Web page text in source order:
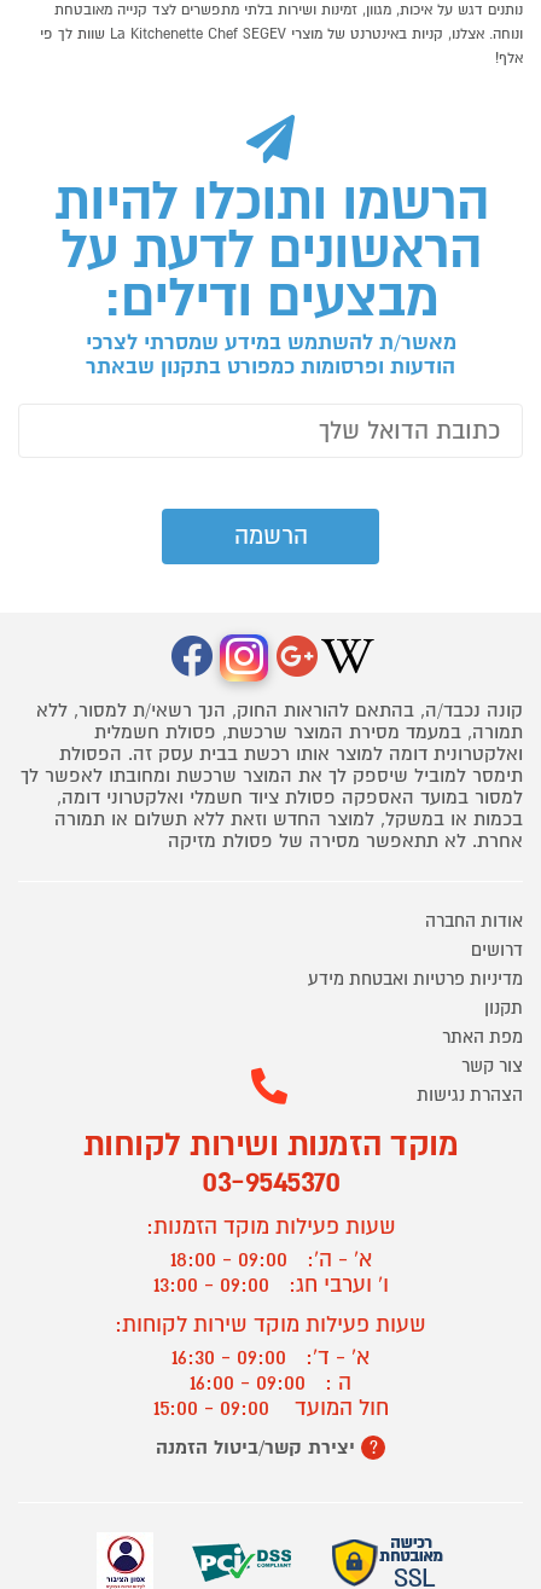
נותנים דגש על איכות, מגוון, זמינות ושירות בלתי מתפשרים לצד קנייה מאובטחת
ונוחה. אצלנו, קניות באינטרנט של מוצרי La Kitchenette Chef SEGEV שוות לך פי
אלף!
הרשמו ותוכלו להיות
הראשונים לדעת על
מבצעים ודילים:
מאשר/ת להשתמש במידע שמסרתי לצרכי
הודעות ופרסומות כמפורט בתקנון שבאתר
קונה נכבד/ה, בהתאם להוראות החוק, הנך רשאי/ת למסור, ללא
תמורה, במעמד מסירת המוצר שרכשת, פסולת חשמלית
ואלקטרונית דומה למוצר אותו רכשת בבית עסק זה. הפסולת
תימסר למוביל שיספק לך את המוצר שרכשת ומחובתו לאפשר לך
למסור במועד האספקה פסולת ציוד חשמלי ואלקטרוני דומה,
בכמות או במשקל, למוצר החדש וזאת ללא תשלום או תמורה
אחרת. לא תתאפשר מסירה של פסולת מזיקה
אודות החברה
דרושים
מדיניות פרטיות ואבטחת מידע
תקנון
מפת האתר
צור קשר
הצהרת נגישות
מוקד הזמנות ושירות לקוחות
03-9545370
שעות פעילות מוקד הזמנות:
א' - ה':
09:00 - 18:00
ו' וערבי חג:
09:00 - 13:00
שעות פעילות מוקד שירות לקוחות:
א' - ד':
09:00 - 16:30
ה :
09:00 - 16:00
חול המועד
? יצירת קשר/ביטול הזמנה